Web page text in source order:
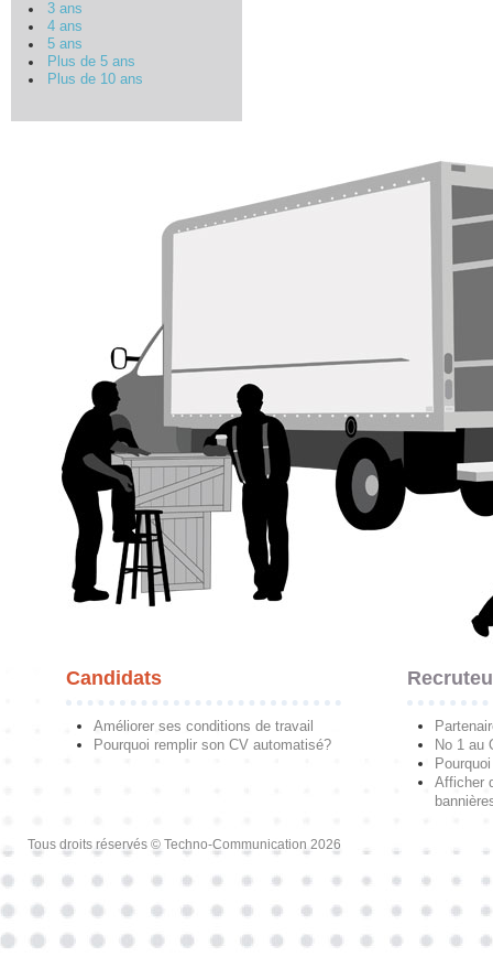
3 ans
4 ans
5 ans
Plus de 5 ans
Plus de 10 ans
Candidats
Améliorer ses conditions de travail
Pourquoi remplir son CV automatisé?
No 1 au
Afficher
Tous droits réservés © Techno-Communication 2026